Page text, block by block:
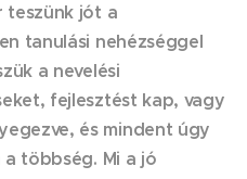
teszünk jót a
tanulási nehézséggel
a nevelési
fejlesztést kap, vagy
és mindent úgy
többség. Mi a jó